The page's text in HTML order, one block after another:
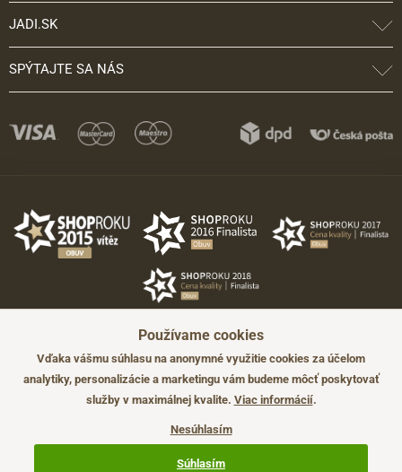
JADI.SK
SPÝTAJTE SA NÁS
Údaje majú len informatívny charakter a môžu byť zmenené bez
Používame cookies
Vďaka vášmu súhlasu na anonymné využitie cookies za účelom
analytiky, personalizácie a marketingu vám budeme môcť poskytovať
služby v maximálnej kvalite. Viac informácií.
Nesúhlasím
Súhlasím